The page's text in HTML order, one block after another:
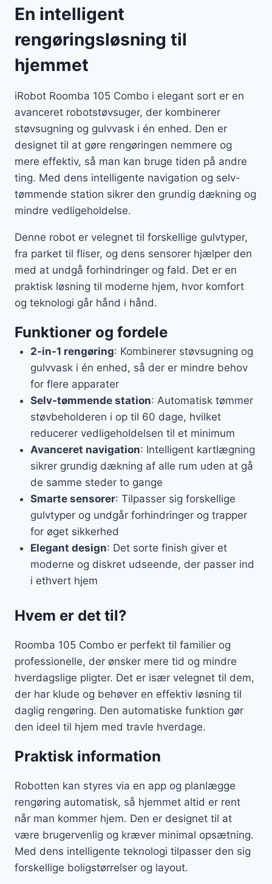
En intelligent
rengøringsløsning til
hjemmet
iRobot Roomba 105 Combo i elegant sort er en
avanceret robotstøvsuger, der kombinerer
støvsugning og gulvvask i én enhed. Den er
designet til at gøre rengøringen nemmere og
mere effektiv, så man kan bruge tiden på andre
ting. Med dens intelligente navigation og selv-
tømmende station sikrer den grundig dækning og
mindre vedligeholdelse.
Denne robot er velegnet til forskellige gulvtyper,
fra parket til fliser, og dens sensorer hjælper den
med at undgå forhindringer og fald. Det er en
praktisk løsning til moderne hjem, hvor komfort
og teknologi går hånd i hånd.
Funktioner og fordele
2-in-1 rengøring: Kombinerer støvsugning og
gulvvask i én enhed, så der er mindre behov
for flere apparater
Selv-tømmende station: Automatisk tømmer
støvbeholderen i op til 60 dage, hvilket
reducerer vedligeholdelsen til et minimum
Avanceret navigation: Intelligent kartlægning
sikrer grundig dækning af alle rum uden at gå
de samme steder to gange
Smarte sensorer: Tilpasser sig forskellige
gulvtyper og undgår forhindringer og trapper
for øget sikkerhed
Elegant design: Det sorte finish giver et
moderne og diskret udseende, der passer ind
i ethvert hjem
Hvem er det til?
Roomba 105 Combo er perfekt til familier og
professionelle, der ønsker mere tid og mindre
hverdagslige pligter. Det er især velegnet til dem,
der har klude og behøver en effektiv løsning til
daglig rengøring. Den automatiske funktion gør
den ideel til hjem med travle hverdage.
Praktisk information
Robotten kan styres via en app og planlægge
rengøring automatisk, så hjemmet altid er rent
når man kommer hjem. Den er designet til at
være brugervenlig og kræver minimal opsætning.
Med dens intelligente teknologi tilpasser den sig
forskellige boligstørrelser og layout.